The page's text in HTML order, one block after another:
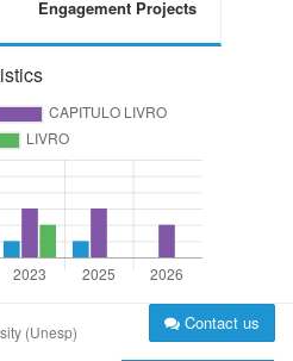
Engagement Projects
(Unesp) Contact us